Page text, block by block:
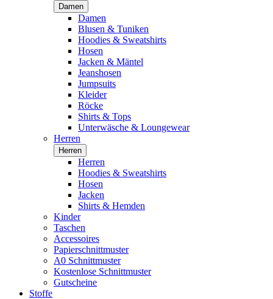
Damen
Damen
Blusen & Tuniken
Hoodies & Sweatshirts
Hosen
Jacken & Mäntel
Jeanshosen
Jumpsuits
Kleider
Röcke
Shirts & Tops
Unterwäsche & Loungewear
Herren
Herren
Herren
Hoodies & Sweatshirts
Hosen
Jacken
Shirts & Hemden
Kinder
Taschen
Accessoires
Papierschnittmuster
A0 Schnittmuster
Kostenlose Schnittmuster
Gutscheine
Stoffe